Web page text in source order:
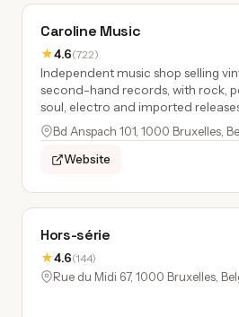
Caroline Music
★4.6(722)
Independent music shop selling
second-hand records, with rock,
soul, electro and imported
Bd Anspach 101, 1000 Bruxelles,
Website
Hors-série
★4.6(144)
Rue du Midi 67, 1000 Bruxelles,